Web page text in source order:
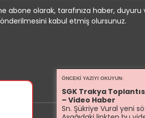
abone olarak, tarafınıza haber, duyuru
kabul etmiş olursunuz.
ÖNCEKI YAZIYI OKUYUN:
SGK Trakya
– Video Haber
Sn. Şükriye Vural yeni